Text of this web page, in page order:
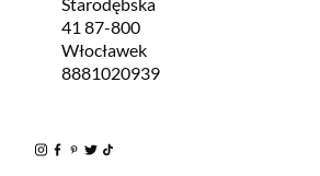
41 87-800
Włocławek
8881020939